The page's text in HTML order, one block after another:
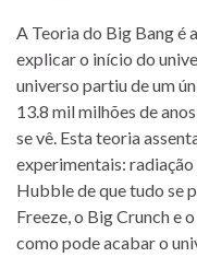
A Teoria do Big Bang é
explicar o início do
universo partiu de um
13.8 mil milhões de
se vê. Esta teoria
experimentais:
Hubble de que tudo se
Freeze, o Big Crunch e
como pode acabar o